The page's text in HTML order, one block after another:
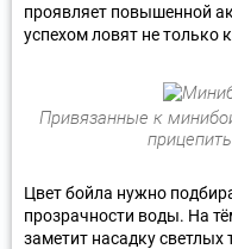
проявляет повышенной
успехом ловят не только
Привязанные к
Цвет бойла нужно
прозрачности воды. На
заметит насадку